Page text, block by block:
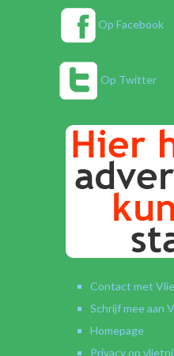
Op Facebook
Op Twitter
Contact met
Schrijf mee aan
Homepage
Privacy op